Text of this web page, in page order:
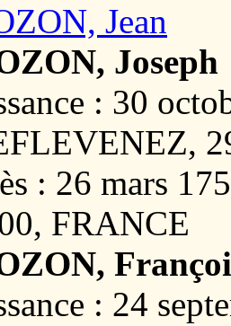
Jean
Joseph
: 30
: 26 mars
FRANCE
: 24